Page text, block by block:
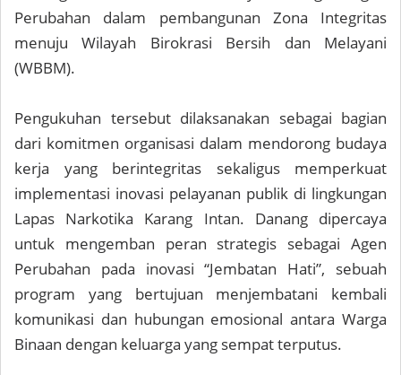
Perubahan dalam pembangunan Zona Integritas
menuju Wilayah Birokrasi Bersih dan Melayani
(WBBM).
Pengukuhan tersebut dilaksanakan sebagai bagian
dari komitmen organisasi dalam mendorong budaya
kerja yang berintegritas sekaligus memperkuat
implementasi inovasi pelayanan publik di lingkungan
Lapas Narkotika Karang Intan. Danang dipercaya
untuk mengemban peran strategis sebagai Agen
Perubahan pada inovasi “Jembatan Hati”, sebuah
program yang bertujuan menjembatani kembali
komunikasi dan hubungan emosional antara Warga
Binaan dengan keluarga yang sempat terputus.